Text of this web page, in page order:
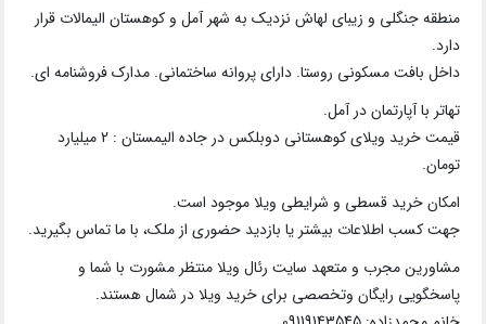
منطقه جنگلی و زیبای لهاش نزدیک به شهر آمل و کوهستان الیمالات قرار
دارد.
داخل بافت مسکونی روستا. دارای پروانه ساختمانی. مدارک فروشنامه ای.
تهاتر با آپارتمان در آمل.
قیمت خرید ویلای کوهستانی دوبلکس در جاده الیمستان : 2 میلیارد
تومان.
امکان خرید قسطی و شرایطی ویلا موجود است.
جهت کسب اطلاعات بیشتر یا بازدید حضوری از ملک، با ما تماس بگیرید.
مشاورین مجرب و متعهد سایت رئال ویلا منتظر مشورت با شما و
پاسخگویی رایگان وتخصصی برای خرید ویلا در شمال هستند.